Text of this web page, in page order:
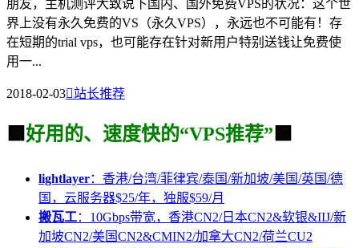
朋友，主机测评大致说下国内、国外免费VPS的状况：这个世
界上没有永久免费的VS（永久VPS），永远也不可能有！存
在短期的trial vps，也可能存在针对新用户特别送钱让免费使
用一...
2018-02-03站长推荐
🟩 好用的、速度快的“VPS推荐” 🟩
lightlayer：香港/台湾/菲律宾/泰国/新加坡/美国/英国/德
国，云服务器$25/年，独服$59/月
搬瓦工：10Gbps带宽，香港CN2/日本CN2&软银&IIJ/新
加坡CN2/美国CN2&CMIN2/加拿大CN2/荷兰CU2